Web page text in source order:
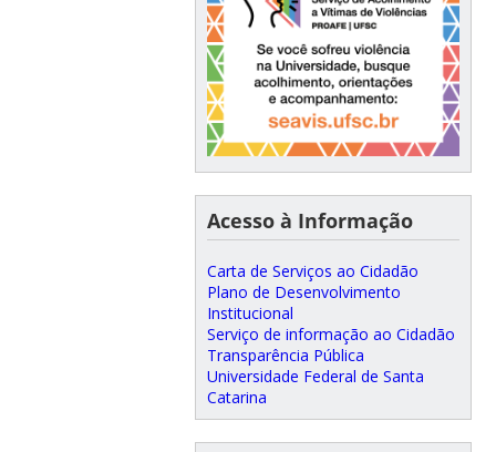
Acesso à Informação
Carta de Serviços ao Cidadão
Plano de Desenvolvimento
Institucional
Serviço de informação ao Cidadão
Transparência Pública
Universidade Federal de Santa
Catarina